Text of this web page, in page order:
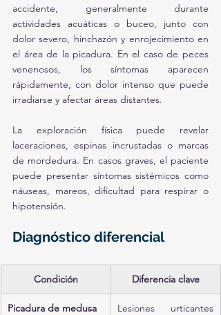
accidente, generalmente durante
actividades acuáticas o buceo, junto con
dolor severo, hinchazón y enrojecimiento en
el área de la picadura. En el caso de peces
venenosos, los síntomas aparecen
rápidamente, con dolor intenso que puede
irradiarse y afectar áreas distantes.
La exploración física puede revelar
laceraciones, espinas incrustadas o marcas
de mordedura. En casos graves, el paciente
puede presentar síntomas sistémicos como
náuseas, mareos, dificultad para respirar o
hipotensión.
Diagnóstico diferencial
Condición Diferencia clave
Picadura de medusa
Lesiones urticantes